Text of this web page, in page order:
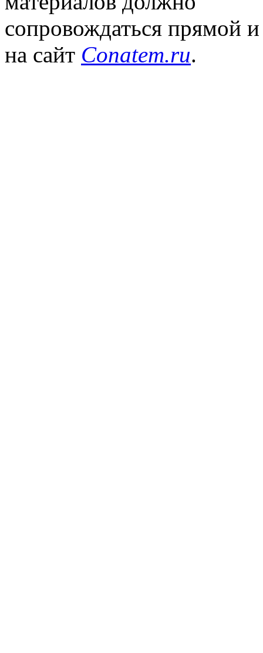
сопровождаться прямой
на сайт Conatem.ru.